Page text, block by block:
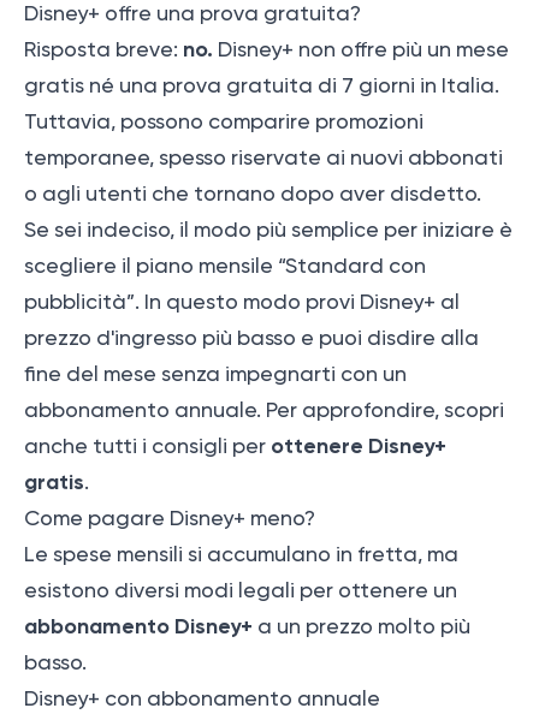
Disney+ offre una prova gratuita?
Risposta breve: no. Disney+ non offre più un mese
gratis né una prova gratuita di 7 giorni in Italia.
Tuttavia, possono comparire promozioni
temporanee, spesso riservate ai nuovi abbonati
o agli utenti che tornano dopo aver disdetto.
Se sei indeciso, il modo più semplice per iniziare è
scegliere il piano mensile “Standard con
pubblicità”. In questo modo provi Disney+ al
prezzo d'ingresso più basso e puoi disdire alla
fine del mese senza impegnarti con un
abbonamento annuale. Per approfondire, scopri
anche tutti i consigli per ottenere Disney+
gratis.
Come pagare Disney+ meno?
Le spese mensili si accumulano in fretta, ma
esistono diversi modi legali per ottenere un
abbonamento Disney+ a un prezzo molto più
basso.
Disney+ con abbonamento annuale